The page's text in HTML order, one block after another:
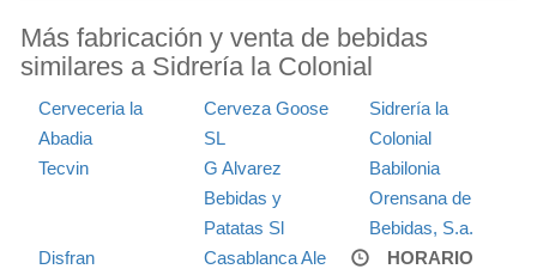
Más fabricación y venta de bebidas
similares a Sidrería la Colonial
Cerveceria la
Abadia
Cerveza Goose
SL
Sidrería la
Colonial
Tecvin
G Alvarez
Bebidas y
Patatas Sl
Babilonia
Orensana de
Bebidas, S.a.
Disfran
Casablanca Ale
HORARIO